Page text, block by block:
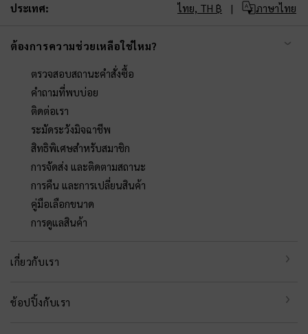
ประเทศ: ไทย, TH ฿ ภาษาไทย
ต้องการความช่วยเหลือใช่ไหม?
ตรวจสอบสถานะคำสั่งซื้อ
คำถามที่พบบ่อย
ติดต่อเรา
ระมัดระวังมิจฉาชีพ
สิทธิพิเศษสำหรับสมาชิก
การจัดส่ง และติดตามสถานะ
การคืน และการเปลี่ยนสินค้า
คู่มือเลือกขนาด
การดูแลสินค้า
เกี่ยวกับเรา
ช้อปปิ้งกับเรา